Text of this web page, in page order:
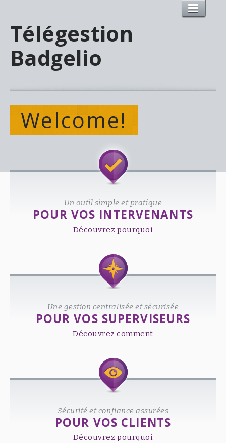
Télégestion
Badgelio
Welcome!
Un outil simple et pratique
POUR VOS INTERVENANTS
Découvrez pourquoi
Une gestion centralisée et sécurisée
POUR VOS SUPERVISEURS
Découvrez comment
Sécurité et confiance assurées
POUR VOS CLIENTS
Découvrez pourquoi